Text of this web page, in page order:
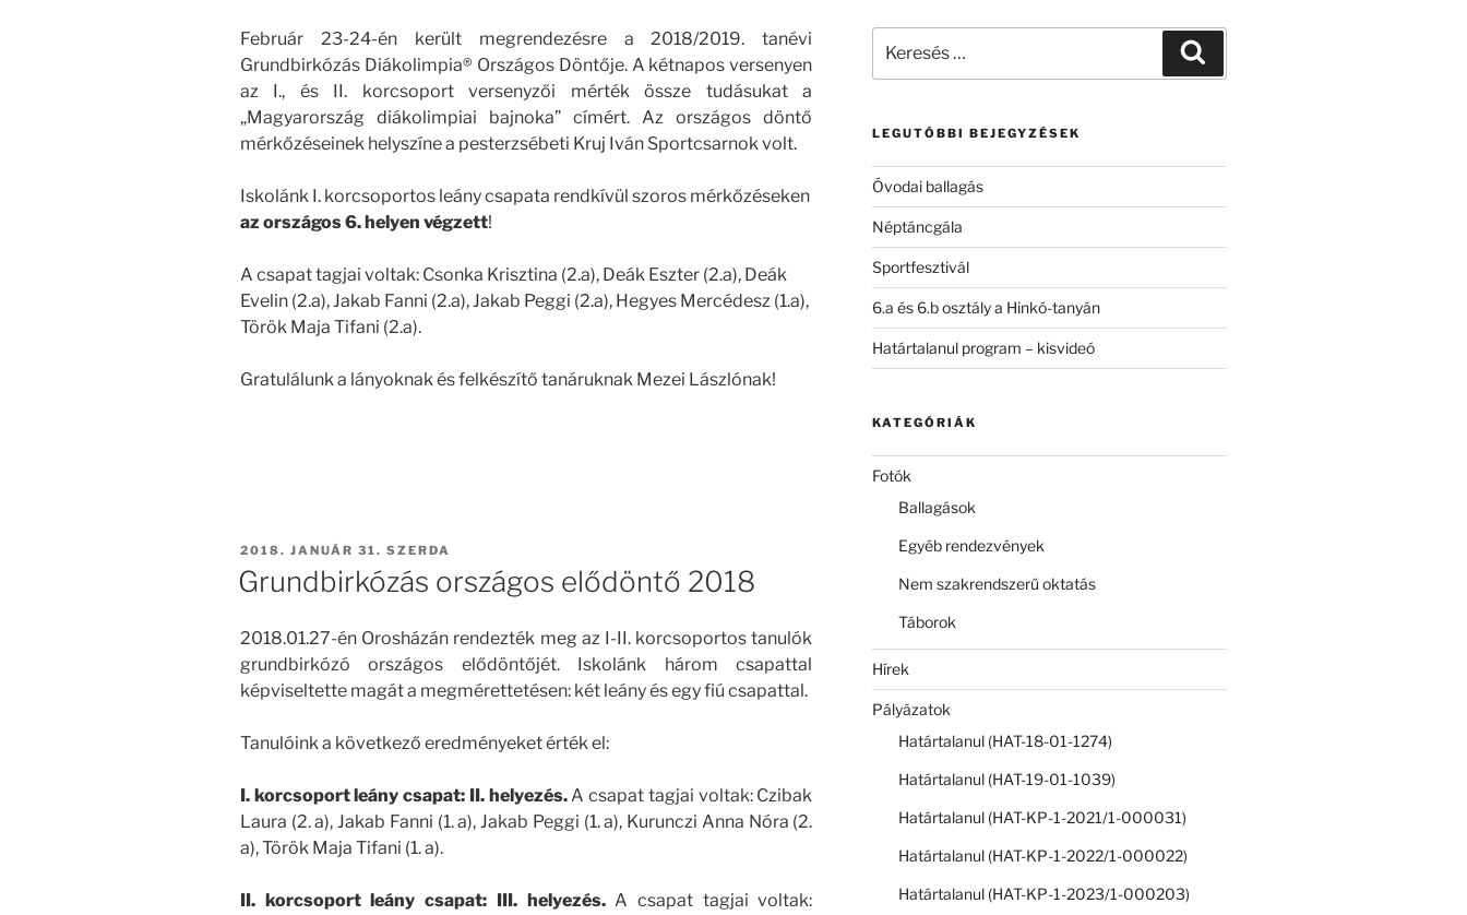
Február 23-24-én került megrendezésre a 2018/2019. tanévi
Grundbirkózás Diákolimpia® Országos Döntője. A kétnapos versenyen
az I., és II. korcsoport versenyzői mérték össze tudásukat a
„Magyarország diákolimpiai bajnoka” címért. Az országos döntő
mérkőzéseinek helyszíne a pesterzsébeti Kruj Iván Sportcsarnok volt.
Iskolánk I. korcsoportos leány csapata rendkívül szoros mérkőzéseken
az országos 6. helyen végzett!
A csapat tagjai voltak: Csonka Krisztina (2.a), Deák Eszter (2.a), Deák
Evelin (2.a), Jakab Fanni (2.a), Jakab Peggi (2.a), Hegyes Mercédesz (1.a),
Török Maja Tifani (2.a).
Gratulálunk a lányoknak és felkészítő tanáruknak Mezei Lászlónak!
BEKÜLDVE:
2018. JANUÁR 31. SZERDA
Grundbirkózás országos elődöntő 2018
2018.01.27-én Orosházán rendezték meg az I-II. korcsoportos tanulók
grundbirkózó országos elődöntőjét. Iskolánk három csapattal
képviseltette magát a megmérettetésen: két leány és egy fiú csapattal.
Tanulóink a következő eredményeket érték el:
I. korcsoport leány csapat: II. helyezés.A csapat tagjai voltak: Czibak
Laura (2. a), Jakab Fanni (1. a), Jakab Peggi (1. a), Kurunczi Anna Nóra (2.
a), Török Maja Tifani (1. a).
II. korcsoport leány csapat: III. helyezés.A csapat tagjai voltak:
következő
LEGUTÓBBI BEJEGYZÉSEK
Óvodai ballagás
Néptáncgála
Sportfesztivál
6.a és 6.b osztály a Hinkó-tanyán
Határtalanul program – kisvideó
KATEGÓRIÁK
Fotók
Ballagások
Egyéb rendezvények
Nem szakrendszerű oktatás
Táborok
Hírek
Pályázatok
Határtalanul (HAT-18-01-1274)
Határtalanul (HAT-19-01-1039)
Határtalanul (HAT-KP-1-2021/1-000031)
Határtalanul (HAT-KP-1-2022/1-000022)
Határtalanul (HAT-KP-1-2023/1-000203)